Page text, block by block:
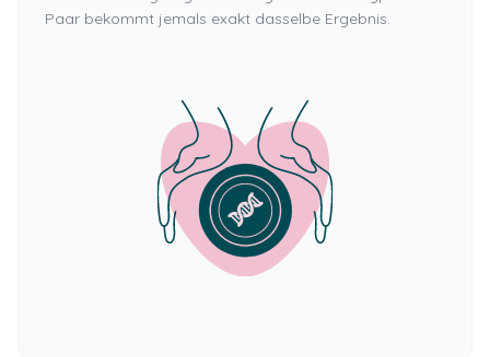
Paar bekommt jemals exakt dasselbe Ergebnis.